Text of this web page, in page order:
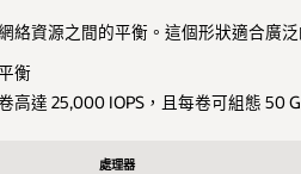
絡資源之間的平衡。這個形狀適合廣
衡
高達 25,000 IOPS，且每卷可組態 50
處理器